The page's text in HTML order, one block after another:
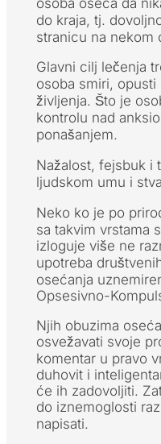
do kraja, tj.
stranicu na nekom
Glavni cilj lečenja
osoba smiri,
življenja. Što je
kontrolu nad
ponašanjem.
Nažalost, fejsbuk i
ljudskom umu i
Neko ko je po
sa takvim vrstama
izloguje više ne
upotreba
osećanja
Opsesivno-
Njih obuzima
osvežavati svoje
komentar u pravo
duhovit i
će ih zadovoljiti.
do iznemoglosti
napisati.